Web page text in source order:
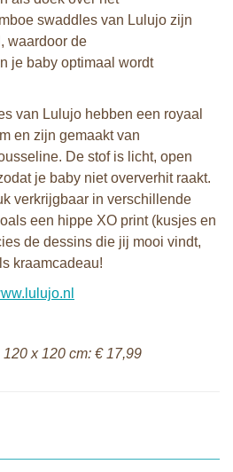
swaddles van Lulujo zijn
waardoor de
je baby optimaal wordt
van Lulujo hebben een royaal
en zijn gemaakt van
De stof is licht, open
je baby niet oververhit raakt.
verkrijgbaar in verschillende
een hippe XO print (kusjes en
de dessins die jij mooi vindt,
kraamcadeau!
x 120 cm: € 17,99